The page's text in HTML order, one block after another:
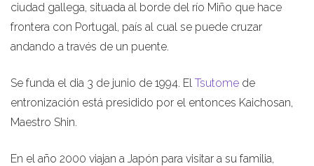
ciudad gallega, situada al borde del río Miño que hace
frontera con Portugal, país al cual se puede cruzar
andando a través de un puente.
Se funda el dia 3 de junio de 1994. El Tsutome de
entronización está presidido por el entonces Kaichosan,
Maestro Shin.
En el año 2000 viajan a Japón para visitar a su familia,